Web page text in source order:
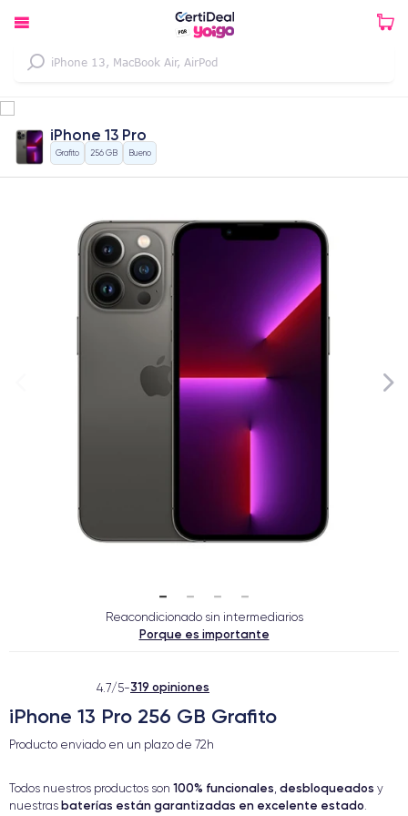
iPhone 13 Pro
Grafito 256 GB Bueno
Reacondicionado sin intermediarios
Porque es importante
4.7/5-319 opiniones
iPhone 13 Pro 256 GB Grafito
Producto enviado en un plazo de 72h
Todos nuestros productos son 100% funcionales, desbloqueados y
nuestras baterías están garantizadas en excelente estado.